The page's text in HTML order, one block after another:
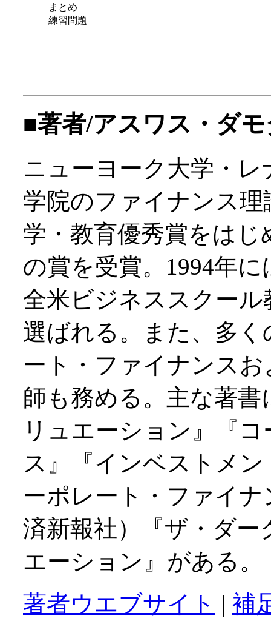
まとめ
練習問題
■著者/アスワス・ダ
ニューヨーク大学・
学院のファイナンス
学・教育優秀賞をは
の賞を受賞。1994年
全米ビジネススクー
選ばれる。また、多
ート・ファイナンス
師も務める。主な著
リュエーション』『
ス』『インベストメ
ーポレート・ファイ
済新報社）『ザ・ダ
エーション』がある。
著者ウエブサイト | 補